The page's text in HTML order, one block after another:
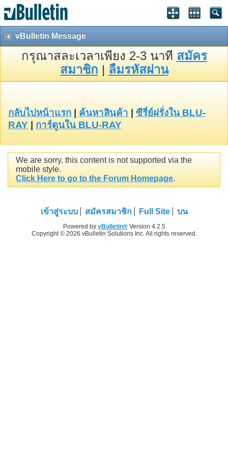
vBulletin Message
กรุณาสละเวลาเพียง 2-3 นาที สมัคร
สมาชิก | ลืมรหัสผ่าน
กลับไปหน้าแรก ค้นหาสินค้า
ซีรี่ย์ฝรั่งใน BLU-
RAY
การ์ตูนใน BLU-RAY
We are sorry, this content is not supported via the
mobile style.
Click Here to go to the Forum Homepage.
เข้าสู่ระบบ สมัครสมาชิก Full Site บน
Powered by vBulletin®Version 4.2.5
Copyright © 2026 vBulletin Solutions Inc. All rights reserved.